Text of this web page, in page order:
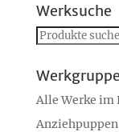
Werksuche
Suchen
Alle Werke im